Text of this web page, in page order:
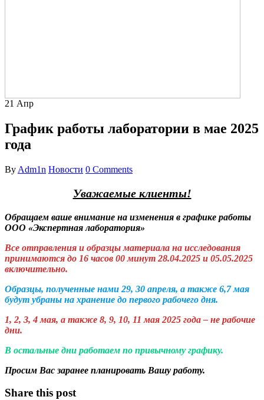
21 Апр
График работы лаборатории в мае 2025
года
By Adm1n Новости 0 Comments
Уважаемые клиенты!
Обращаем ваше внимание на изменения в графике работы
ООО «Экспертная лаборатория»
Все отправления и образцы материала на исследования
принимаются до 16 часов 00 минут 28.04.2025 и 05.05.2025
включительно.
Образцы, полученные нами 29, 30 апреля, а также 6,7 мая
будут убраны на хранение до первого рабочего дня.
1, 2, 3, 4 мая, а также 8, 9, 10, 11 мая 2025 года – не рабочие
дни.
В остальные дни работаем по привычному графику.
Просим Вас заранее планировать Вашу работу.
Share this post